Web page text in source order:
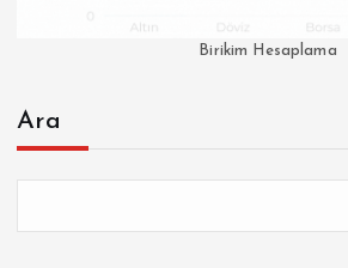
Birikim Hesaplama
Ara